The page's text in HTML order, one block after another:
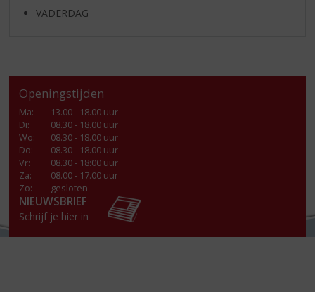
VADERDAG
Openingstijden
Ma:
13.00 - 18.00 uur
Di:
08.30 - 18.00 uur
Wo:
08.30 - 18.00 uur
Do:
08.30 - 18.00 uur
Vr:
08.30 - 18:00 uur
Za:
08.00 - 17.00 uur
Zo:
gesloten
NIEUWSBRIEF
Schrijf je hier in